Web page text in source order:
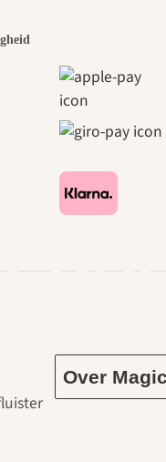
Over